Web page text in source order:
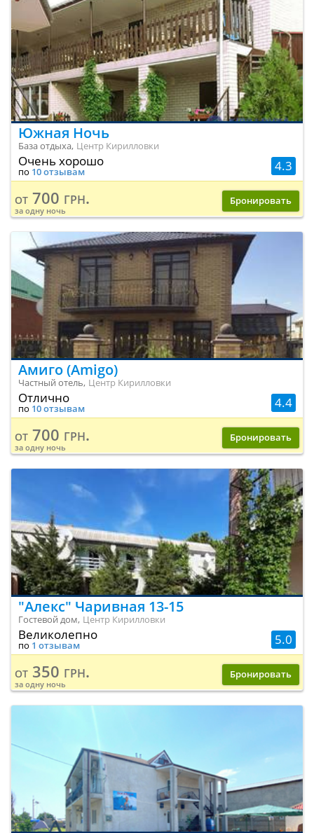
Южная Ночь
База отдыха, Центр Кирилловки
4.3
Очень хорошо
по 10 отзывам
от 700 грн.
за одну ночь
Бронировать
Амиго (Amigo)
Частный отель, Центр Кирилловки
4.4
Отлично
по 10 отзывам
от 700 грн.
за одну ночь
Бронировать
"Алекс" Чаривная 13-15
Гостевой дом, Центр Кирилловки
5.0
Великолепно
по 1 отзывам
от 350 грн.
за одну ночь
Бронировать